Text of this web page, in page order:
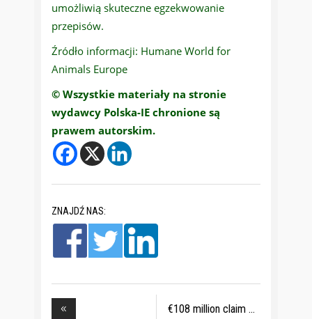
umożliwią skuteczne egzekwowanie
przepisów.
Źródło informacji: Humane World for
Animals Europe
© Wszystkie materiały na stronie
wydawcy Polska-IE chronione są
prawem autorskim.
ZNAJDŹ NAS:
€108 million claim